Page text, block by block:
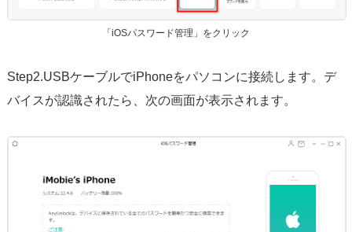
「iOSパスワード管理」をクリック
Step2.USBケーブルでiPhoneをパソコンに接続します。デ
バイスが認識されたら、次の画面が表示されます。